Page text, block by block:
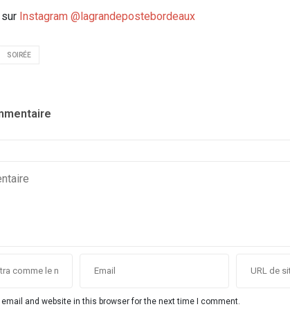
Instagram @lagrandepostebordeaux
SOIRÉE
email and website in this browser for the next time I comment.